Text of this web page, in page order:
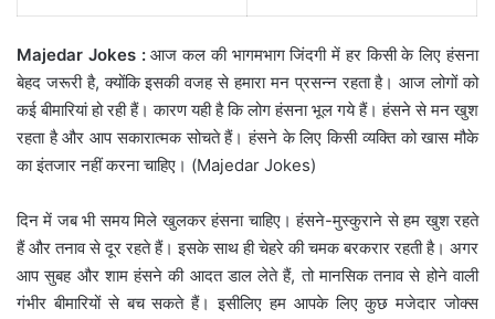
Majedar Jokes :आज कल की भागमभाग जिंदगी में हर किसी के लिए हंसना
बेहद जरूरी है, क्योंकि इसकी वजह से हमारा मन प्रसन्न रहता है। आज लोगों को
कई बीमारियां हो रही हैं। कारण यही है कि लोग हंसना भूल गये हैं। हंसने से मन खुश
रहता है और आप सकारात्मक सोचते हैं। हंसने के लिए किसी व्यक्ति को खास मौके
का इंतजार नहीं करना चाहिए। (Majedar Jokes)
दिन में जब भी समय मिले खुलकर हंसना चाहिए। हंसने-मुस्कुराने से हम खुश रहते
हैं और तनाव से दूर रहते हैं। इसके साथ ही चेहरे की चमक बरकरार रहती है। अगर
आप सुबह और शाम हंसने की आदत डाल लेते हैं, तो मानसिक तनाव से होने वाली
गंभीर बीमारियों से बच सकते हैं। इसीलिए हम आपके लिए कुछ मजेदार जोक्स